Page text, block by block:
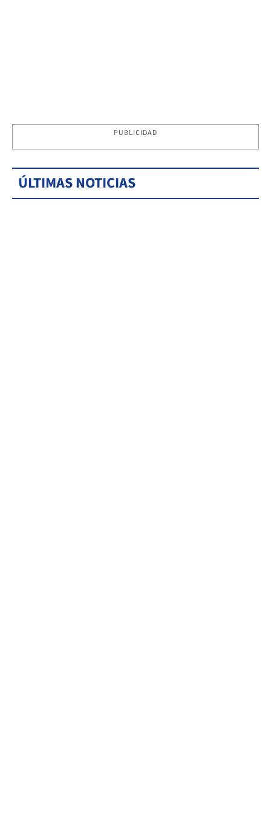
PUBLICIDAD
ÚLTIMAS NOTICIAS